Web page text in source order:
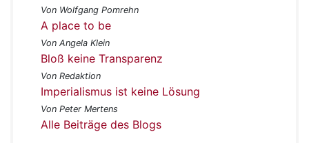
Von Wolfgang Pomrehn
A place to be
Von Angela Klein
Bloß keine Transparenz
Von Redaktion
Imperialismus ist keine Lösung
Von Peter Mertens
Alle Beiträge des Blogs